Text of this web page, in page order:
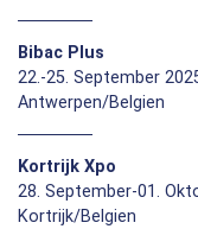
Bibac Plus
22.-25. September
Antwerpen/Belgien
Kortrijk Xpo
28. September-01.
Kortrijk/Belgien